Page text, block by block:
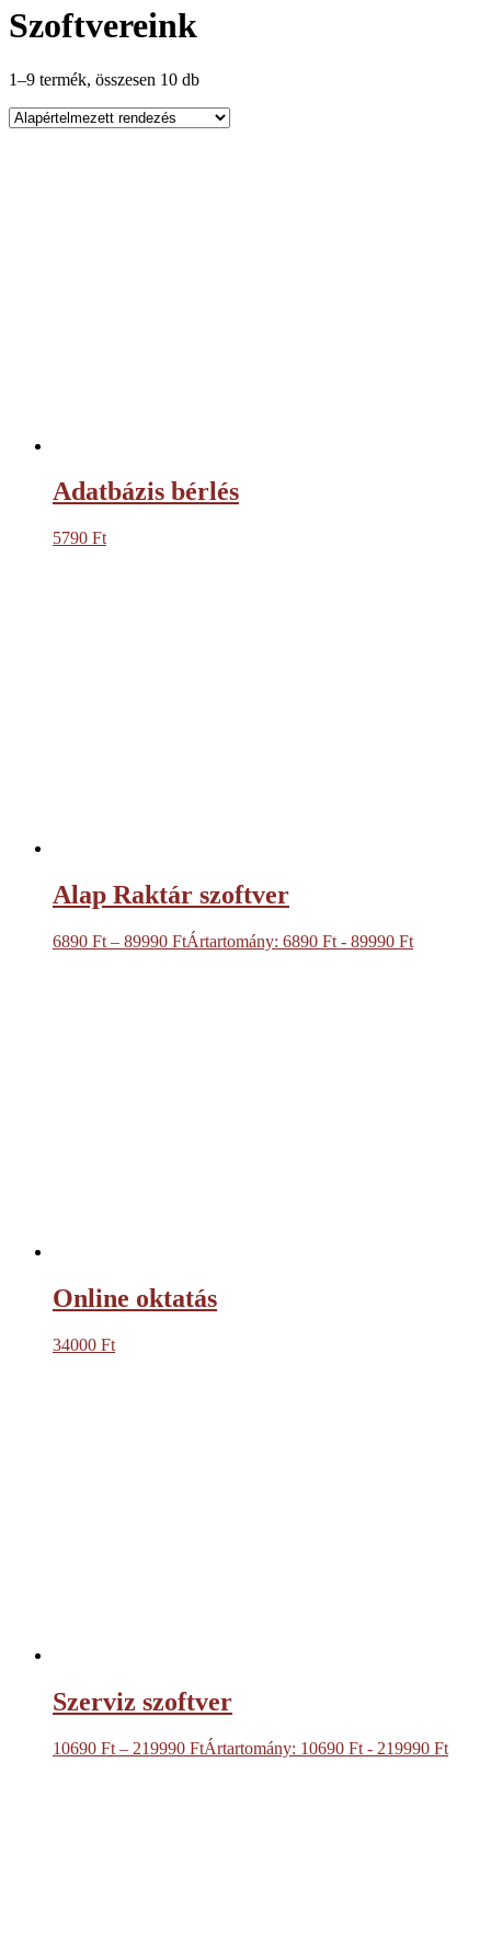
Szoftvereink
1–9 termék, összesen 10 db
Adatbázis bérlés
5790 Ft
Alap Raktár szoftver
6890 Ft – 89990 FtÁrtartomány: 6890 Ft - 89990 Ft
Online oktatás
34000 Ft
Szerviz szoftver
10690 Ft – 219990 FtÁrtartomány: 10690 Ft - 219990 Ft